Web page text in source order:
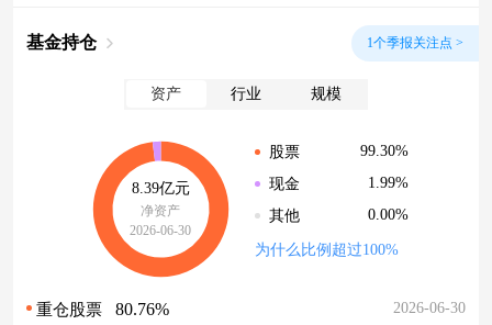
基金持仓 1个季报关注点 >
资产 行业 规模
8.39亿元
净资产
2026-06-30
股票
99.30%
现金
1.99%
其他
0.00%
为什么比例超过100%
重仓股票 80.76%
2026-06-30